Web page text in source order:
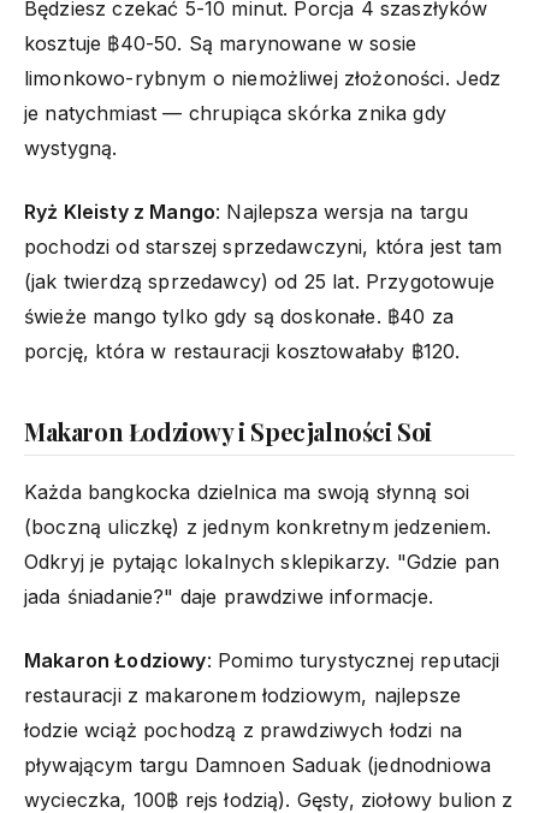
Będziesz czekać 5-10 minut. Porcja 4 szaszłyków
kosztuje ฿40-50. Są marynowane w sosie
limonkowo-rybnym o niemożliwej złożoności. Jedz
je natychmiast — chrupiąca skórka znika gdy
wystygną.
Ryż Kleisty z Mango: Najlepsza wersja na targu
pochodzi od starszej sprzedawczyni, która jest tam
(jak twierdzą sprzedawcy) od 25 lat. Przygotowuje
świeże mango tylko gdy są doskonałe. ฿40 za
porcję, która w restauracji kosztowałaby ฿120.
Makaron Łodziowy i Specjalności Soi
Każda bangkocka dzielnica ma swoją słynną soi
(boczną uliczkę) z jednym konkretnym jedzeniem.
Odkryj je pytając lokalnych sklepikarzy. "Gdzie pan
jada śniadanie?" daje prawdziwe informacje.
Makaron Łodziowy: Pomimo turystycznej reputacji
restauracji z makaronem łodziowym, najlepsze
łodzie wciąż pochodzą z prawdziwych łodzi na
pływającym targu Damnoen Saduak (jednodniowa
wycieczka, 100฿ rejs łodzią). Gęsty, ziołowy bulion z